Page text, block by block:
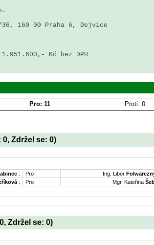
160 00 Praha 6, Dejvice
Kč bez DPH
Pro: 11 Proti: 0
Zdržel se: 0)
: Pro Ing. Libor
: Pro Mgr. Kateřina
Zdržel se: 0)